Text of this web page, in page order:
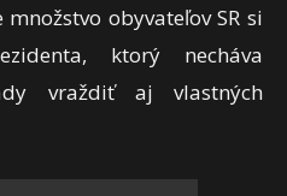
obyvateľov SR si
ktorý necháva
vraždiť aj vlastných